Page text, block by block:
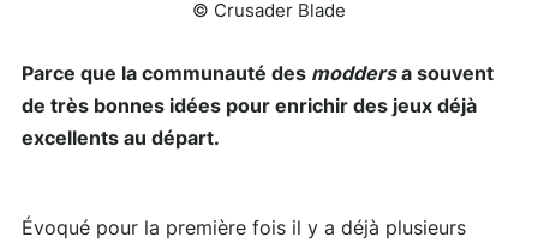
© Crusader Blade
Parce que la communauté des moddersa souvent
de très bonnes idées pour enrichir des jeux déjà
excellents au départ.
Évoqué pour la première fois il y a déjà plusieurs